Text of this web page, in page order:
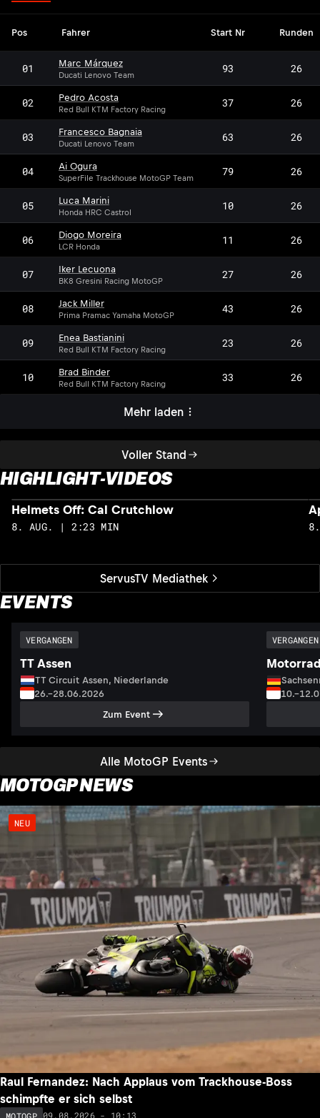
Voller Stand
Pos Fahrer Start Nr Runden
01 Marc Márquez
Ducati Lenovo Team 93 26
02 Pedro Acosta
Red Bull KTM Factory Racing 37 26
03 Francesco Bagnaia
Ducati Lenovo Team 63 26
04 Ai Ogura
SuperFile Trackhouse MotoGP Team 79 26
05 Luca Marini
Honda HRC Castrol 10 26
06 Diogo Moreira
LCR Honda 11 26
07 Iker Lecuona
BK8 Gresini Racing MotoGP 27 26
08 Jack Miller
Prima Pramac Yamaha MotoGP 43 26
09 Enea Bastianini
Red Bull KTM Factory Racing 23 26
10 Brad Binder
Red Bull KTM Factory Racing 33 26
Mehr laden
HIGHLIGHT-VIDEOS
ServusTV Mediathek
Helmets Off: Cal Crutchlow
8. AUG. | 2:23 MIN
EVENTS
Alle MotoGP Events
VERGANGEN
TT Assen
TT Circuit Assen, Niederlande
26.–28.06.2026
Zum Event
VERGANGEN
MOTOGP NEWS
NEU
Raul Fernandez: Nach Applaus vom Trackhouse-Boss
schimpfte er sich selbst
09.08.2026 - 10:13